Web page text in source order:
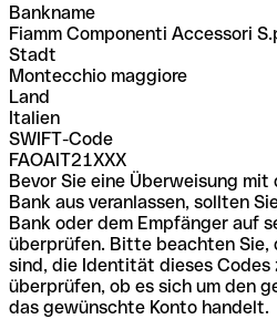
Bankname
Fiamm Componenti Accessori
Stadt
Montecchio maggiore
Land
Italien
SWIFT-Code
FAOAIT21XXX
Bevor Sie eine Überweisung mit
Bank aus veranlassen, sollten
Bank oder dem Empfänger auf
überprüfen. Bitte beachten Sie,
sind, die Identität dieses
überprüfen, ob es sich um den
das gewünschte Konto handelt.